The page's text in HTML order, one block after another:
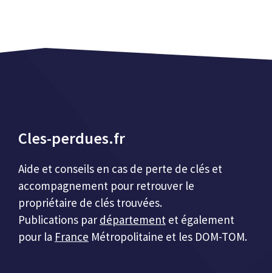
Cles-perdues.fr
Aide et conseils en cas de perte de clés et
accompagnement pour retrouver le
propriétaire de clés trouvées.
Publications par département et également
pour la France Métropolitaine et les DOM-TOM.